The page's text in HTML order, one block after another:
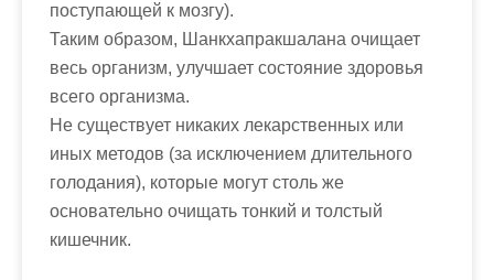
поступающей к мозгу).
Таким образом, Шанкхапракшалана очищает
весь организм, улучшает состояние здоровья
всего организма.
Не существует никаких лекарственных или
иных методов (за исключением длительного
голодания), которые могут столь же
основательно очищать тонкий и толстый
кишечник.